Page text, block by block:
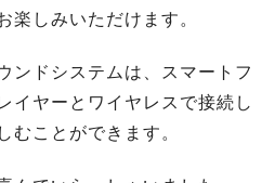
楽しみいただけます。
ンドシステムは、スマートフ
イヤーとワイヤレスで接続し
むことができます。